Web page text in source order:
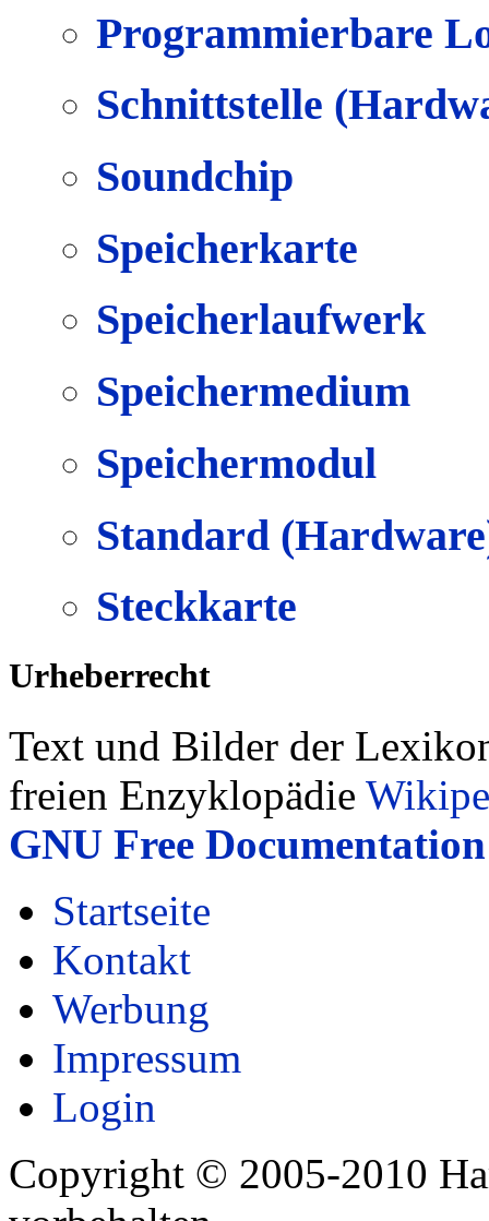
Programmierbare
Schnittstelle
Soundchip
Speicherkarte
Speicherlaufwerk
Speichermedium
Speichermodul
Standard
Steckkarte
Urheberrecht
Text und Bilder der
freien Enzyklopädie
GNU Free
Startseite
Kontakt
Werbung
Impressum
Login
Copyright © 2005-2010